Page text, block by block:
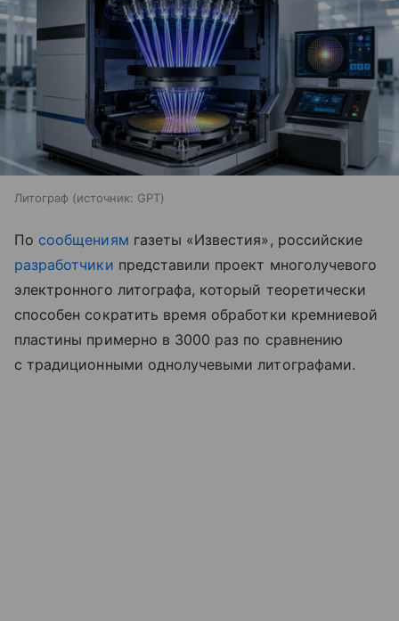
Литограф источник: GPT
По сообщениям газеты «Известия», российские
разработчики представили проект многолучевого
электронного литографа, который теоретически
способен сократить время обработки кремниевой
пластины примерно в 3000 раз по сравнению
с традиционными однолучевыми литографами.